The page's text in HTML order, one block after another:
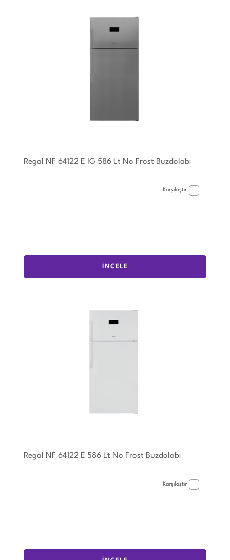
Regal NF 64122 E IG 586 Lt No Frost Buzdolabı
Karşılaştır
İNCELE
Regal NF 64122 E 586 Lt No Frost Buzdolabı
Karşılaştır